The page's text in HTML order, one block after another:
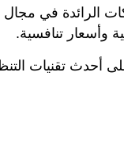
الرائدة في مجال
وأسعار تنافسية.
أحدث تقنيات